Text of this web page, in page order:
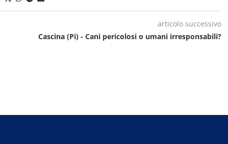
articolo successivo
Cascina (Pi) - Cani pericolosi o umani irresponsabili?